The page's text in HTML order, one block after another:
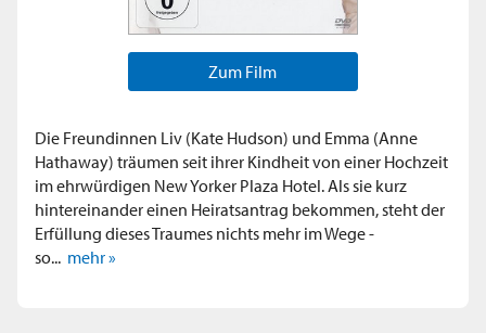
Zum Film
Die Freundinnen Liv (Kate Hudson) und Emma (Anne
Hathaway) träumen seit ihrer Kindheit von einer Hochzeit
im ehrwürdigen New Yorker Plaza Hotel. Als sie kurz
hintereinander einen Heiratsantrag bekommen, steht der
Erfüllung dieses Traumes nichts mehr im Wege -
so... mehr »